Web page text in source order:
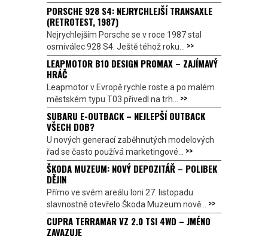
PORSCHE 928 S4: NEJRYCHLEJŠÍ TRANSAXLE
(RETROTEST, 1987)
Nejrychlejším Porsche se v roce 1987 stal
osmiválec 928 S4. Ještě téhož roku... >>
LEAPMOTOR B10 DESIGN PROMAX – ZAJÍMAVÝ
HRÁČ
Leapmotor v Evropě rychle roste a po malém
městském typu T03 přivedl na trh... >>
SUBARU E-OUTBACK – NEJLEPŠÍ OUTBACK
VŠECH DOB?
U nových generací zaběhnutých modelových
řad se často používá marketingové... >>
ŠKODA MUZEUM: NOVÝ DEPOZITÁŘ – POLIBEK
DĚJIN
Přímo ve svém areálu loni 27. listopadu
slavnostně otevřelo Škoda Muzeum nově... >>
CUPRA TERRAMAR VZ 2.0 TSI 4WD – JMÉNO
ZAVAZUJE